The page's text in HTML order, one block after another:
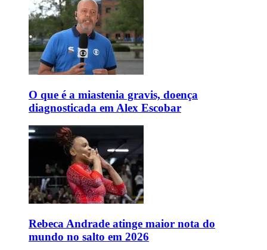
O que é a miastenia gravis, doença
diagnosticada em Alex Escobar
Rebeca Andrade atinge maior nota do
mundo no salto em 2026